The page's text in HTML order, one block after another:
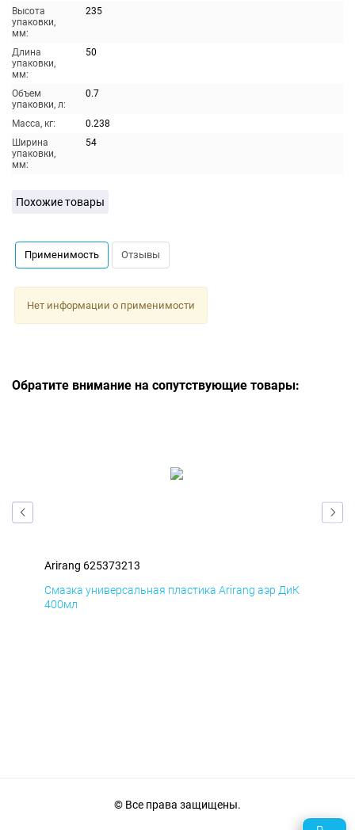
Высота
упаковки,
мм:
235
Длина
упаковки,
мм:
50
Объем
упаковки, л:
0.7
Масса, кг:
0.238
Ширина
упаковки,
мм:
54
Похожие товары
Применимость Отзывы
Нет информации о применимости
Обратите внимание на сопутствующие товары:
Arirang 625373213
Смазка универсальная пластика Arirang аэр ДиК
400мл
© Все права защищены.